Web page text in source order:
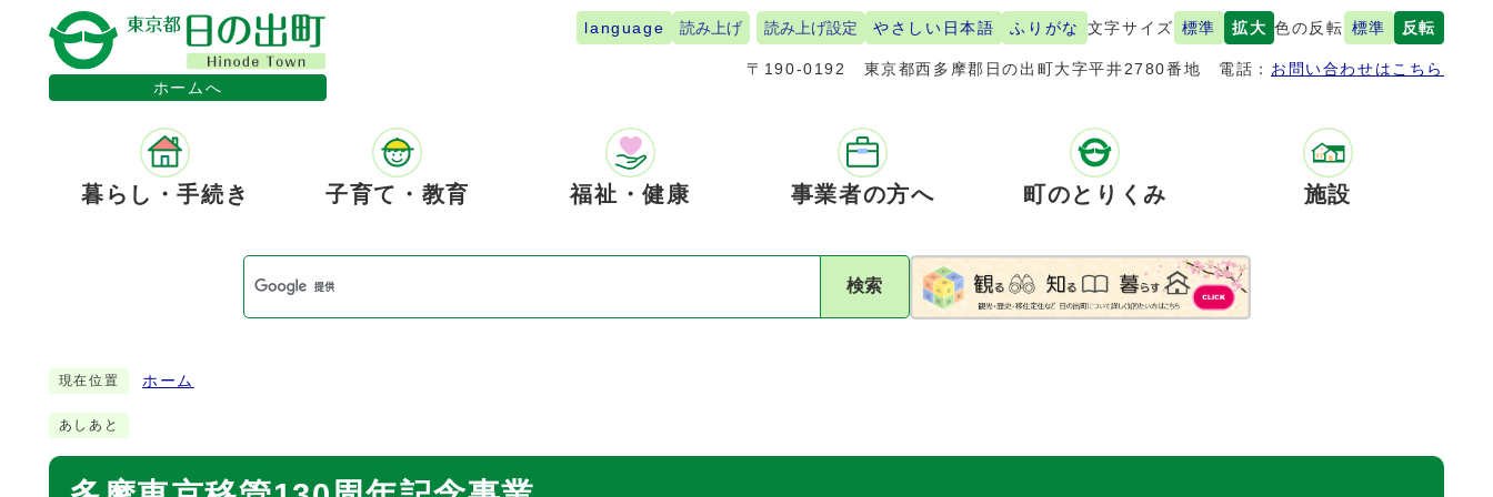
ホームへ
language 読み上げ 読み上げ設定 やさしい日本語 ふりがな 文字サイズ 標準 拡大 色の反転 標準 反転
〒190-0192 東京都西多摩郡日の出町大字平井2780番地 電話： お問い合わせはこちら
暮らし・手続き 子育て・教育 福祉・健康 事業者の方へ 町のとりくみ 施設
検索
現在位置 ホーム
あしあと